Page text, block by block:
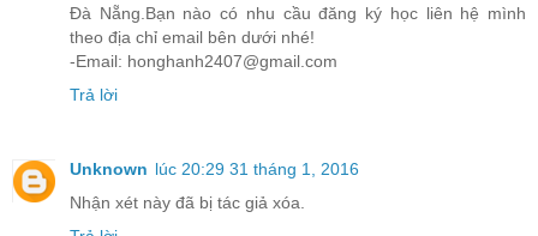
Đà Nẵng.Bạn nào có nhu cầu đăng ký học liên hệ mình
theo địa chỉ email bên dưới nhé!
-Email: honghanh2407@gmail.com
Trả lời
Unknown lúc 20:29 31 tháng 1, 2016
Nhận xét này đã bị tác giả xóa.